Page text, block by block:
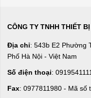
CÔNG TY TNHH THIẾT
Địa chỉ: 543b E2 Phường
Phố Hà Nội - Việt Nam
Số điện thoại: 0919541111
Fax: 0977811980 - Mã số